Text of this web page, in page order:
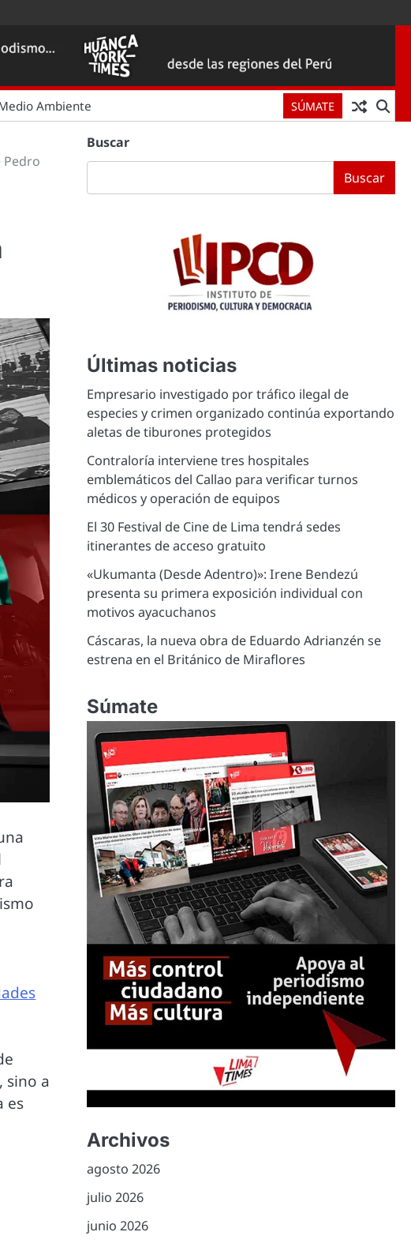
Ambiente SÚMATE
Pedro
sino a
es
Buscar
Buscar
Últimas noticias
Empresario investigado por tráfico ilegal de
especies y crimen organizado continúa exportando
aletas de tiburones protegidos
Contraloría interviene tres hospitales
emblemáticos del Callao para verificar turnos
médicos y operación de equipos
El 30 Festival de Cine de Lima tendrá sedes
itinerantes de acceso gratuito
«Ukumanta (Desde Adentro)»: Irene Bendezú
presenta su primera exposición individual con
motivos ayacuchanos
Cáscaras, la nueva obra de Eduardo Adrianzén se
estrena en el Británico de Miraflores
Súmate
Archivos
agosto 2026
julio 2026
junio 2026